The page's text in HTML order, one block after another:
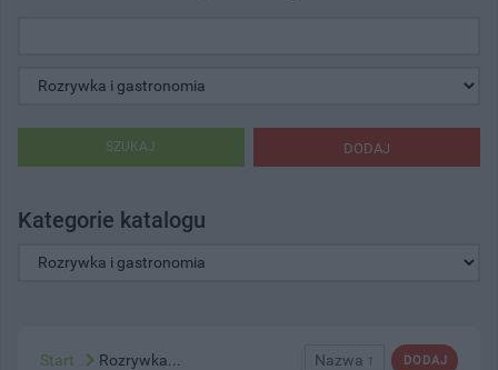
DODAJ
SZUKAJ
Kategorie katalogu
DODAJ
Nazwa ↑
Start Rozrywka...